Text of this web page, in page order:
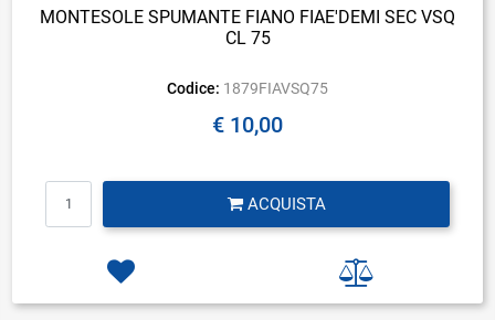
MONTESOLE SPUMANTE FIANO FIAE'DEMI SEC VSQ
CL 75
Codice: 1879FIAVSQ75
€ 10,00
ACQUISTA